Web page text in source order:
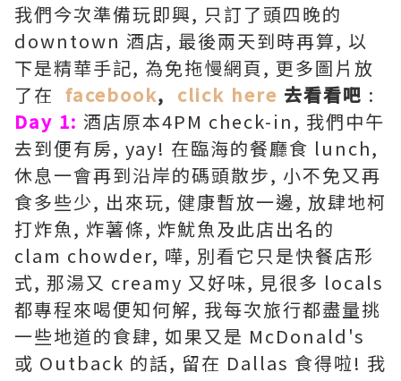
我們今次準備玩即興, 只訂了頭四晚的
downtown 酒店, 最後兩天到時再算, 以
下是精華手記, 為免拖慢網頁, 更多圖片放
了在 facebook, click here 去看看吧 :
Day 1: 酒店原本4PM check-in, 我們中午
去到便有房, yay! 在臨海的餐廳食 lunch,
休息一會再到沿岸的碼頭散步, 小不免又再
食多些少, 出來玩, 健康暫放一邊, 放肆地柯
打炸魚, 炸薯條, 炸魷魚及此店出名的
clam chowder, 嘩, 別看它只是快餐店形
式, 那湯又 creamy 又好味, 見很多 locals
都專程來喝便知何解, 我每次旅行都盡量挑
一些地道的食肆, 如果又是 McDonald's
或 Outback 的話, 留在 Dallas 食得啦! 我